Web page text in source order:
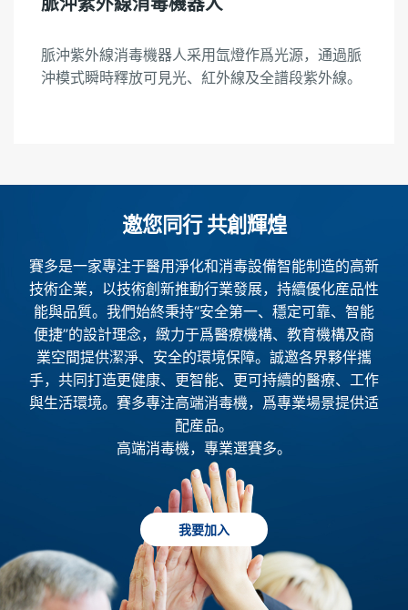
脈沖紫外線消毒機器人采用氙燈作爲光源，通過脈
沖模式瞬時釋放可見光、紅外線及全譜段紫外線。
邀您同行 共創輝煌
賽多是一家專注于醫用淨化和消毒設備智能制造的高新
技術企業，以技術創新推動行業發展，持續優化産品性
能與品質。我們始終秉持“安全第一、穩定可靠、智能
便捷”的設計理念，緻力于爲醫療機構、教育機構及商
業空間提供潔淨、安全的環境保障。誠邀各界夥伴攜
手，共同打造更健康、更智能、更可持續的醫療、工作
與生活環境。賽多專注高端消毒機，爲專業場景提供适
配産品。
高端消毒機，專業選賽多。
我要加入